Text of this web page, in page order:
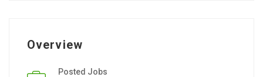
Overview
Posted Jobs